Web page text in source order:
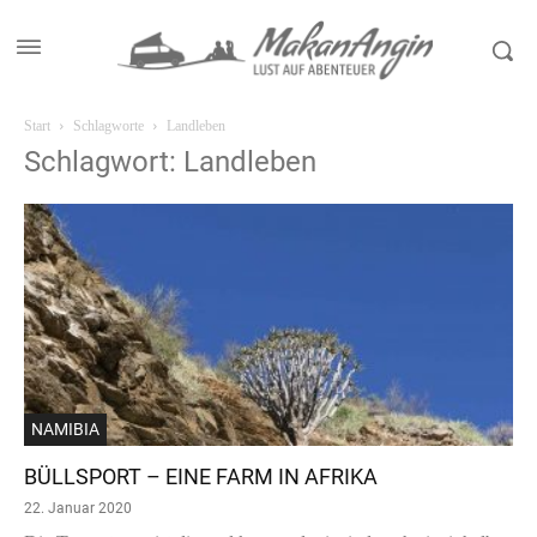
Start Schlagworte Landleben
Schlagwort: Landleben
NAMIBIA
BÜLLSPORT – EINE FARM IN AFRIKA
22. Januar 2020